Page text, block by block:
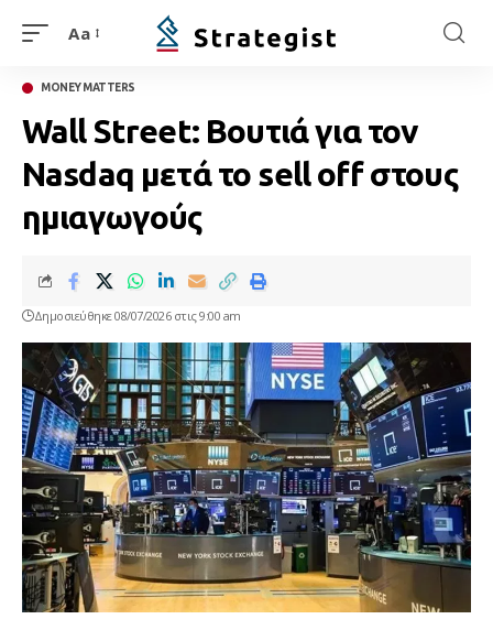
Aa
MONEY MATTERS
Wall Street: Βουτιά για τον
Nasdaq μετά το sell off στους
ημιαγωγούς
Δημοσιεύθηκε 08/07/2026 στις 9:00 am